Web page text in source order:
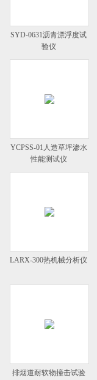
SYD-0631沥青漂浮度试
验仪
YCPSS-01人造草坪渗水
性能测试仪
LARX-300热机械分析仪
排烟道耐软物撞击试验